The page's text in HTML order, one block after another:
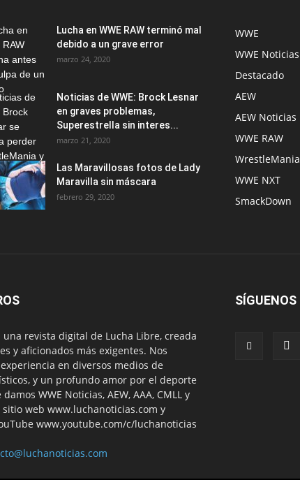
Lucha en WWE RAW terminó mal
debido a un grave error
marzo 24, 2020
Noticias de WWE: Brock Lesnar
en graves problemas,
Superestrella sin interes...
marzo 21, 2020
Las Maravillosas fotos de Lady
Maravilla sin máscara
febrero 29, 2020
WWE
WWE Noticias
Destacado
AEW
AEW Noticias
WWE RAW
WrestleMania
WWE NXT
SmackDown
revista digital de Lucha Libre, creada
y aficionados más exigentes. Nos
en diversos medios de
y un profundo amor por el deporte
WWE Noticias, AEW, AAA, CMLL y
web www.luchanoticias.com y
www.youtube.com/c/luchanoticias
SÍGUENOS